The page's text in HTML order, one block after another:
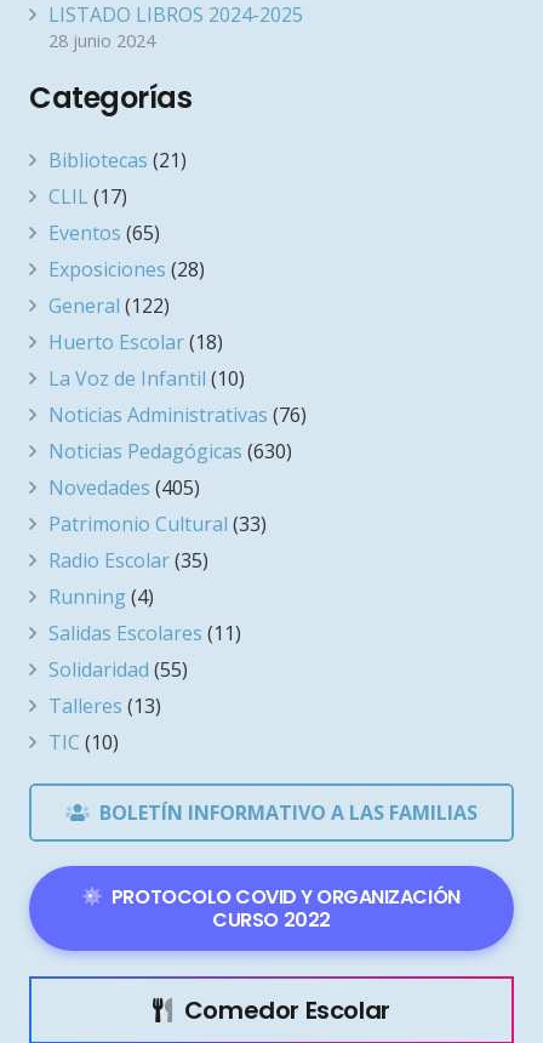
LISTADO LIBROS 2024-2025
28 junio 2024
Categorías
Bibliotecas (21)
CLIL (17)
Eventos (65)
Exposiciones (28)
General (122)
Huerto Escolar(18)
La Voz de Infantil (10)
Noticias Administrativas (76)
Noticias Pedagógicas (630)
Novedades (405)
Patrimonio Cultural (33)
Radio Escolar(35)
Running(4)
Salidas Escolares (11)
Solidaridad (55)
Talleres (13)
TIC (10)
BOLETÍN INFORMATIVO A LAS FAMILIAS
PROTOCOLO COVID Y ORGANIZACIÓN
CURSO 2022
Comedor Escolar